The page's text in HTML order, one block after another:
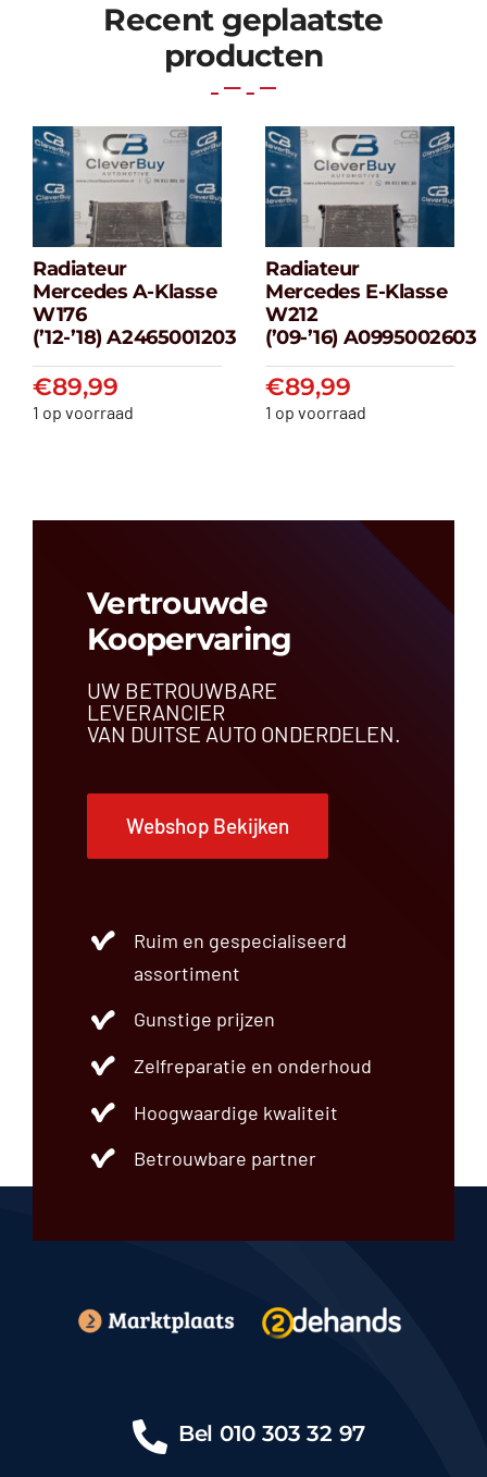
Recent geplaatste
producten
Radiateur
Mercedes A-
klasse W176
(’12-’18) A2465001203
€89,99
Radiateur
Mercedes A-Klasse
W176
(’12-’18) A2465001203
€89,99
1 op voorraad
Radiateur
Mercedes E-
klasse W212
(’09-’16)
€89,99
Radiateur
Mercedes E-Klasse
W212
(’09-’16) A0995002603
€89,99
1 op voorraad
Vertrouwde
Koopervaring
UW BETROUWBARE
LEVERANCIER
VAN DUITSE AUTO ONDERDELEN.
Webshop Bekijken
Ruim en gespecialiseerd
assortiment
Gunstige prijzen
Zelfreparatie en onderhoud
Hoogwaardige kwaliteit
Betrouwbare partner
Bel 010 303 32 97